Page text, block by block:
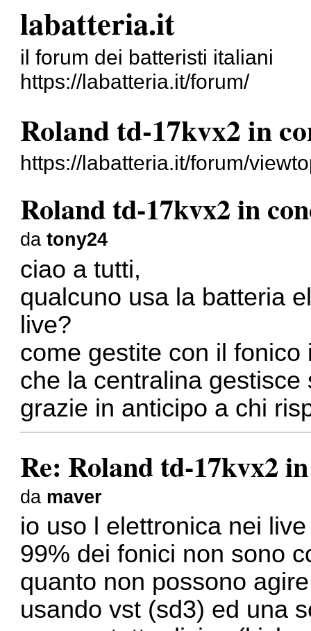
labatteria.it
il forum dei batteristi italiani
https://labatteria.it/forum/
Roland td-17kvx2 in
https://labatteria.it/forum/
Roland td-17kvx2 in
datony24
ciao a tutti,
qualcuno usa la batteria
live?
come gestite con il
che la centralina
grazie in anticipo a chi
Re: Roland td-17kvx2
da maver
io uso l elettronica nei
99% dei fonici non sono
quanto non possono
usando vst (sd3) ed una